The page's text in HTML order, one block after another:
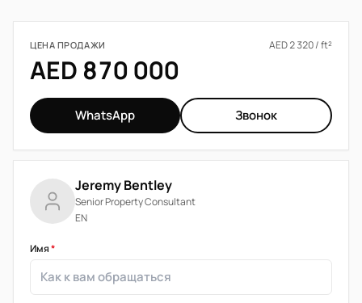
ЦЕНА ПРОДАЖИ AED 2 320 / ft²
AED 870 000
WhatsApp Звонок
Jeremy Bentley
Senior Property Consultant
EN
Имя*